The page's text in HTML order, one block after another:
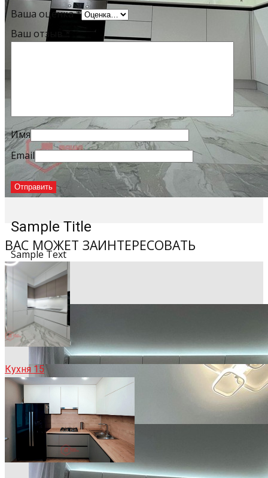
Sample Title
Sample Text
Ваша оценка*
Ваш отзыв
Имя
Email
ВАС МОЖЕТ ЗАИНТЕРЕСОВАТЬ
Кухня 15